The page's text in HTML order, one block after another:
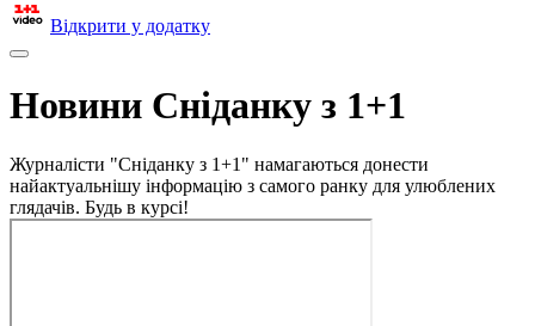
Відкрити у додатку
Новини Сніданку з 1+1
Журналісти "Сніданку з 1+1" намагаються донести
найактуальнішу інформацію з самого ранку для улюблених
глядачів. Будь в курсі!